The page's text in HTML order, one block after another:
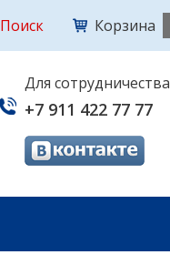
Поиск Корзина
Для сотрудничества
+7 911 422 77 77